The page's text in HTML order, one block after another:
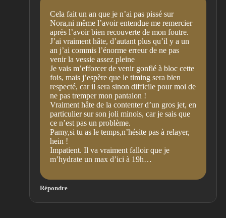
Cela fait un an que je n’ai pas pissé sur
Nora,ni même l’avoir entendue me remercier
après l’avoir bien recouverte de mon foutre.
J’ai vraiment hâte, d’autant plus qu’il y a un
an j’ai commis l’énorme erreur de ne pas
venir la vessie assez pleine
Je vais m’efforcer de venir gonflé à bloc cette
fois, mais j’espère que le timing sera bien
respecté, car il sera sinon difficile pour moi de
ne pas tremper mon pantalon !
Vraiment hâte de la contenter d’un gros jet, en
particulier sur son joli minois, car je sais que
ce n’est pas un problème.
Pamy,si tu as le temps,n’hésite pas à relayer,
hein !
Impatient. Il va vraiment falloir que je
m’hydrate un max d’ici à 19h…
Répondre